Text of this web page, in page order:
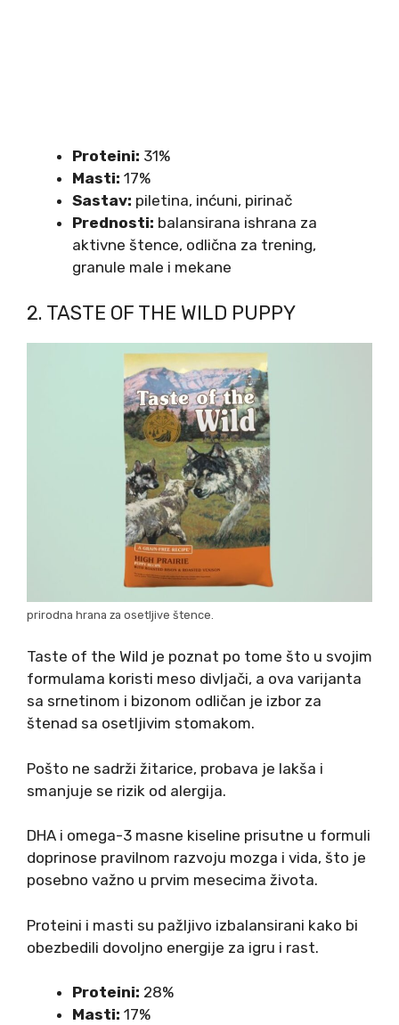
Proteini: 31%
Masti: 17%
Sastav: piletina, inćuni, pirinač
Prednosti: balansirana ishrana za
aktivne štence, odlična za trening,
granule male i mekane
2. TASTE OF THE WILD PUPPY
prirodna hrana za osetljive štence.
Taste of the Wild je poznat po tome što u svojim
formulama koristi meso divljači, a ova varijanta
sa srnetinom i bizonom odličan je izbor za
štenad sa osetljivim stomakom.
Pošto ne sadrži žitarice, probava je lakša i
smanjuje se rizik od alergija.
DHA i omega-3 masne kiseline prisutne u formuli
doprinose pravilnom razvoju mozga i vida, što je
posebno važno u prvim mesecima života.
Proteini i masti su pažljivo izbalansirani kako bi
obezbedili dovoljno energije za igru i rast.
Proteini: 28%
Masti: 17%